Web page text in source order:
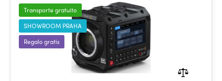
Transporte gratuito
SHOWROOM PRAHA
Regalo gratis